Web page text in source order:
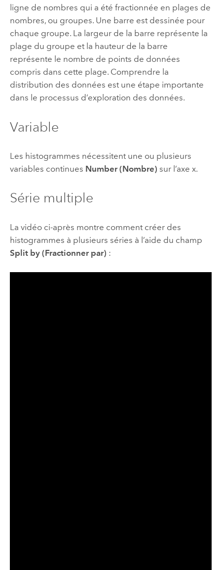
ligne de nombres qui a été fractionnée en plages de
nombres, ou groupes. Une barre est dessinée pour
chaque groupe. La largeur de la barre représente la
plage du groupe et la hauteur de la barre
représente le nombre de points de données
compris dans cette plage. Comprendre la
distribution des données est une étape importante
dans le processus d’exploration des données.
Variable
Les histogrammes nécessitent une ou plusieurs
variables continues Number (Nombre) sur l’axe x.
Série multiple
La vidéo ci-après montre comment créer des
histogrammes à plusieurs séries à l’aide du champ
Split by (Fractionner par) :